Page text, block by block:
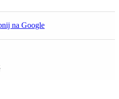
na Google